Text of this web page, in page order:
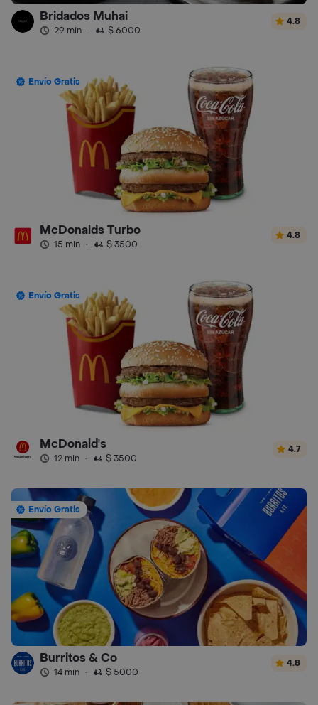
Bridados Muhai
29 min · $ 6000
4.8
Envío Gratis
McDonalds Turbo
15 min · $ 3500
4.8
Envío Gratis
McDonald's
12 min · $ 3500
4.7
Envío Gratis
Burritos & Co
14 min · $ 5000
4.8